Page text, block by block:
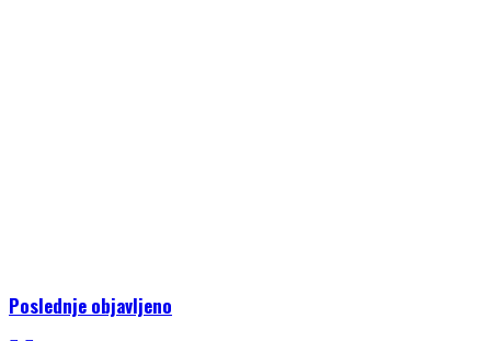
Poslednje objavljeno